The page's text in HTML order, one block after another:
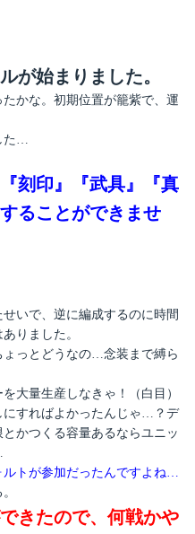
が始まりました。
かな。初期位置が籠紫で、運
た…
刻印』『武具』『真
ることができませ
いで、逆に編成するのに時間
りました。
っとどうなの…念装まで縛ら
大量生産しなきゃ！（白目）
にすればよかったんじゃ…？デ
かつくる容量あるならユニッ
トが参加だったんですよね…
きたので、何戦かや